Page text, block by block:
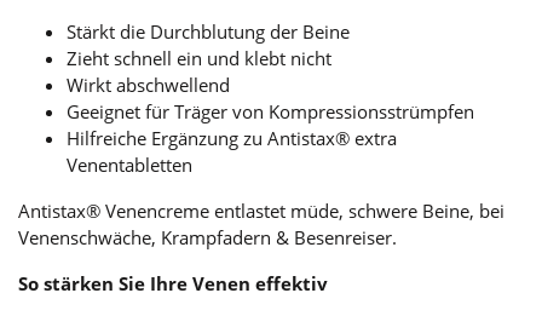
Stärkt die Durchblutung der Beine
Zieht schnell ein und klebt nicht
Wirkt abschwellend
Geeignet für Träger von Kompressionsstrümpfen
Hilfreiche Ergänzung zu Antistax® extra
Venentabletten
Antistax® Venencreme entlastet müde, schwere Beine, bei
Venenschwäche, Krampfadern & Besenreiser.
So stärken Sie Ihre Venen effektiv